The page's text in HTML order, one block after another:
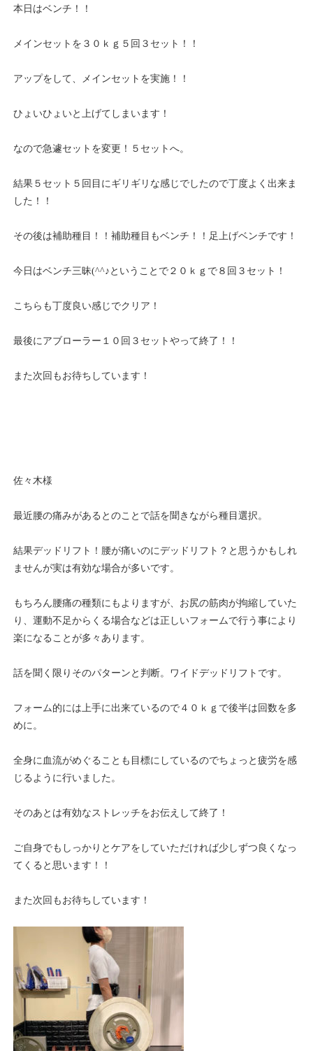
本日はベンチ！！
メインセットを３０ｋｇ５回３セット！！
アップをして、メインセットを実施！！
ひょいひょいと上げてしまいます！
なので急遽セットを変更！５セットへ。
結果５セット５回目にギリギリな感じでしたので丁度よく出来ま
した！！
その後は補助種目！！補助種目もベンチ！！足上げベンチです！
今日はベンチ三昧(^^♪ということで２０ｋｇで８回３セット！
こちらも丁度良い感じでクリア！
最後にアブローラー１０回３セットやって終了！！
また次回もお待ちしています！
佐々木様
最近腰の痛みがあるとのことで話を聞きながら種目選択。
結果デッドリフト！腰が痛いのにデッドリフト？と思うかもしれ
ませんが実は有効な場合が多いです。
もちろん腰痛の種類にもよりますが、お尻の筋肉が拘縮していた
り、運動不足からくる場合などは正しいフォームで行う事により
楽になることが多々あります。
話を聞く限りそのパターンと判断。ワイドデッドリフトです。
フォーム的には上手に出来ているので４０ｋｇで後半は回数を多
めに。
全身に血流がめぐることも目標にしているのでちょっと疲労を感
じるように行いました。
そのあとは有効なストレッチをお伝えして終了！
ご自身でもしっかりとケアをしていただければ少しずつ良くなっ
てくると思います！！
また次回もお待ちしています！